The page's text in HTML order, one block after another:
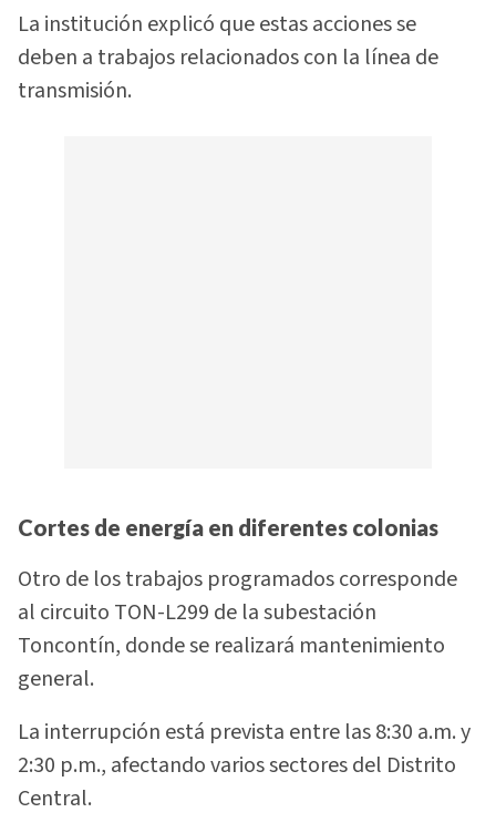
La institución explicó que estas acciones se
deben a trabajos relacionados con la línea de
transmisión.
Cortes de energía en diferentes colonias
Otro de los trabajos programados corresponde
al circuito TON-L299 de la subestación
Toncontín, donde se realizará mantenimiento
general.
La interrupción está prevista entre las 8:30 a.m. y
2:30 p.m., afectando varios sectores del Distrito
Central.